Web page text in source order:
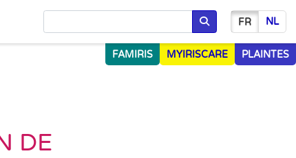
Chercher
FR NL
FAMIRIS MYIRISCARE PLAINTES
DE